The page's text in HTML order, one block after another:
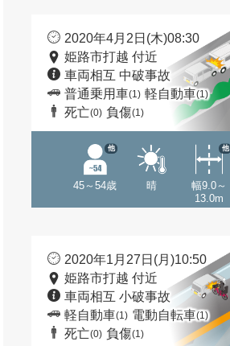
2020年4月2日(木)08:30
姫路市打越 付近
車両相互 中破事故
普通乗用車(1) 軽自動車(1)
死亡(0) 負傷(1)
45～54歳
他
晴
幅9.0～
13.0m
他
2020年1月27日(月)10:50
姫路市打越 付近
車両相互 小破事故
軽自動車(1) 電動自転車(1)
死亡(0) 負傷(1)